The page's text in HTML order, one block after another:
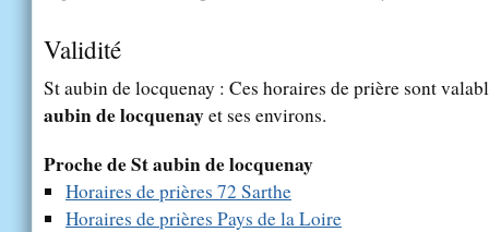
Validité
St aubin de locquenay : Ces horaires de prière sont
aubin de locquenayet ses environs.
Proche de St aubin de locquenay
Horaires de prières 72 Sarthe
Horaires de prières Pays de la Loire